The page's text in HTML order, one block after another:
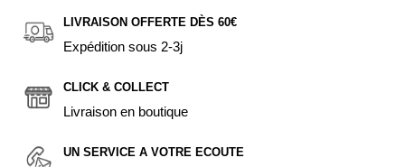
LIVRAISON OFFERTE DÈS 60€
Expédition sous 2-3j
CLICK & COLLECT
Livraison en boutique
UN SERVICE A VOTRE ECOUTE